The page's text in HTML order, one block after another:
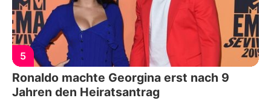
5
Ronaldo machte Georgina erst nach 9
Jahren den Heiratsantrag